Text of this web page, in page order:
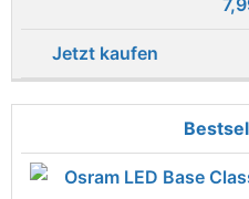
Jetzt kaufen